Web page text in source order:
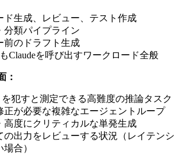
ド生成、レビュー、テスト作成
分類パイプライン
前のドラフト生成
Claudeを呼び出すワークロード全般
：
を犯すと測定できる高難度の推論タスク
正が必要な複雑なエージェントループ
高度にクリティカルな単発生成
の出力をレビューする状況（レイテンシ
合）